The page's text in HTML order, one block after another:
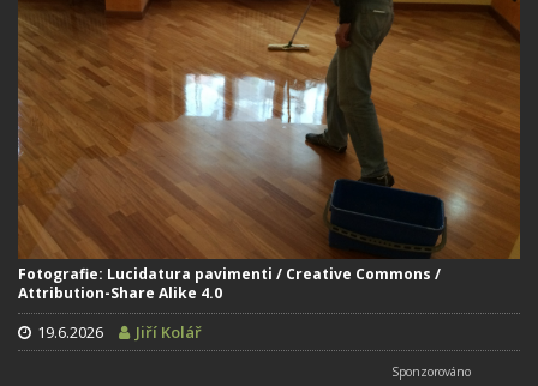
Fotografie: Lucidatura pavimenti / Creative Commons /
Attribution-Share Alike 4.0
19.6.2026 Jiří Kolář